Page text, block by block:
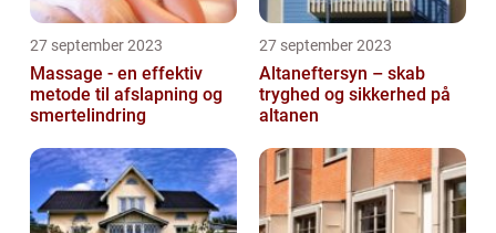
27 september 2023
Massage - en effektiv
metode til afslapning og
smertelindring
27 september 2023
Altaneftersyn – skab
tryghed og sikkerhed på
altanen